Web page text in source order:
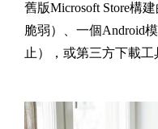
舊版Microsoft Store構
脆弱）、一個Android
止），或第三方下載工